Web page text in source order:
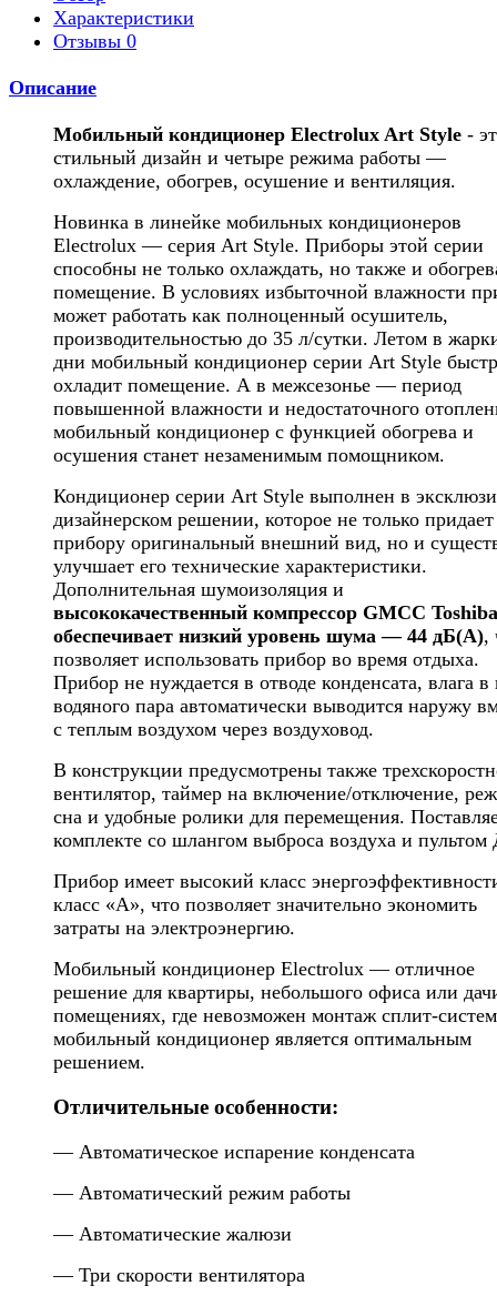
Характеристики
Отзывы 0
Описание
Мобильный кондиционер Electrolux Art Style -
стильный дизайн и четыре режима работы —
охлаждение, обогрев, осушение и вентиляция.
Новинка в линейке мобильных кондиционеров
Electrolux — серия Art Style. Приборы этой серии
способны не только охлаждать, но также и
помещение. В условиях избыточной влажности
может работать как полноценный осушитель,
производительностью до 35 л/сутки. Летом в
дни мобильный кондиционер серии Art Style
охладит помещение. А в межсезонье — период
повышенной влажности и недостаточного
мобильный кондиционер с функцией обогрева и
осушения станет незаменимым помощником.
Кондиционер серии Art Style выполнен в
дизайнерском решении, которое не только придает
прибору оригинальный внешний вид, но и
улучшает его технические характеристики.
Дополнительная шумоизоляция и
высококачественный компрессор GMCC Toshiba
обеспечивает низкий уровень шума — 44 дБ(А),
позволяет использовать прибор во время отдыха.
Прибор не нуждается в отводе конденсата, влага в
водяного пара автоматически выводится наружу
с теплым воздухом через воздуховод.
В конструкции предусмотрены также
вентилятор, таймер на включение/отключение,
сна и удобные ролики для перемещения.
комплекте со шлангом выброса воздуха и пультом
Прибор имеет высокий класс
класс «А», что позволяет значительно экономить
затраты на электроэнергию.
Мобильный кондиционер Electrolux — отличное
решение для квартиры, небольшого офиса или
помещениях, где невозможен монтаж сплит-
мобильный кондиционер является оптимальным
решением.
Отличительные особенности:
— Автоматическое испарение конденсата
— Автоматический режим работы
— Автоматические жалюзи
— Три скорости вентилятора